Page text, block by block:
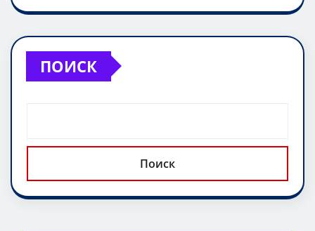
n
o
kl
a
ki
at
s
A
p
er e
gr
п
р
ь
ПОИСК
Поиск